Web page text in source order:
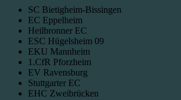
SC Bietigheim-Bissingen
EC Eppelheim
Heilbronner EC
ESC Hügelsheim 09
EKU Mannheim
1.CfR Pforzheim
EV Ravensburg
Stuttgarter EC
EHC Zweibrücken